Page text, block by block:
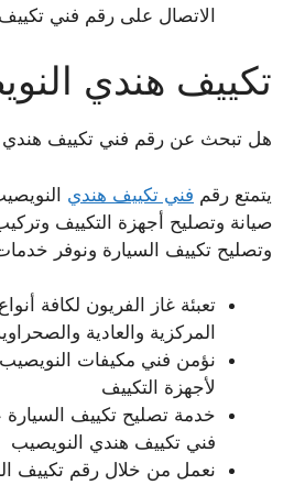
الاتصال على رقم فني
تكييف هندي
هل تبحث عن رقم فني تكييف هندي
يتمتع رقم فني تكييف هندي
صيانة وتصليح أجهزة التكييف
وتصليح تكييف السيارة ونوفر
تعبئة غاز الفريون لكافة
المركزية والعادية
نؤمن فني مكيفات النويصيب
لأجهزة التكييف
خدمة تصليح تكييف السيارة
فني تكييف هندي النويصيب
نعمل من خلال رقم تكييف